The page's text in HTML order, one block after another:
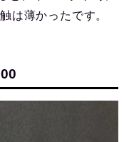
は薄かったです。